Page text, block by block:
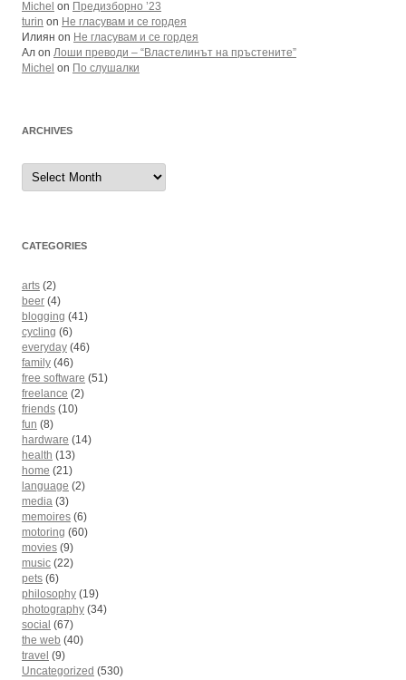
Michel on Предизборно ’23
turin on Не гласувам и се гордея
Илиян on Не гласувам и се гордея
Ал on Лоши преводи – “Властелинът на пръстените”
Michel on По слушалки
ARCHIVES
Archives
CATEGORIES
arts (2)
beer (4)
blogging (41)
cycling (6)
everyday (46)
family (46)
free software (51)
freelance (2)
friends (10)
fun (8)
hardware (14)
health (13)
home (21)
language (2)
media (3)
memoires (6)
motoring (60)
movies (9)
music (22)
pets (6)
philosophy (19)
photography (34)
social (67)
the web (40)
travel (9)
Uncategorized (530)